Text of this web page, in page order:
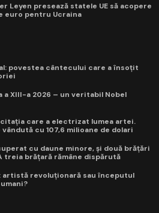
Leyen presează statele UE să acopere
euro pentru Ucraina
povestea cântecului care a însoțit
a XIII-a 2026 – un veritabil Nobel
care a electrizat lumea artei.
vândută cu 107,6 milioane de dolari
cu daune minore, și două brățări
treia brățară rămâne dispărută
artistă revoluționară sau începutul